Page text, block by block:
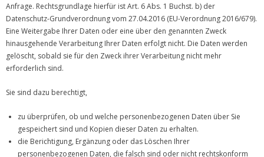
Anfrage. Rechtsgrundlage hierfür ist Art. 6 Abs. 1 Buchst. b) der
Datenschutz-Grundverordnung vom 27.04.2016 (EU-Verordnung 2016/679).
Eine Weitergabe Ihrer Daten oder eine über den genannten Zweck
hinausgehende Verarbeitung Ihrer Daten erfolgt nicht. Die Daten werden
gelöscht, sobald sie für den Zweck ihrer Verarbeitung nicht mehr
erforderlich sind.
Sie sind dazu berechtigt,
zu überprüfen, ob und welche personenbezogenen Daten über Sie
gespeichert sind und Kopien dieser Daten zu erhalten.
die Berichtigung, Ergänzung oder das Löschen Ihrer
personenbezogenen Daten, die falsch sind oder nicht rechtskonform